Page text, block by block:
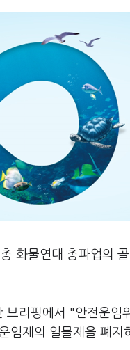
화물연대 총파업의
리핑에서 "안전운임
임제의 일몰제을 폐